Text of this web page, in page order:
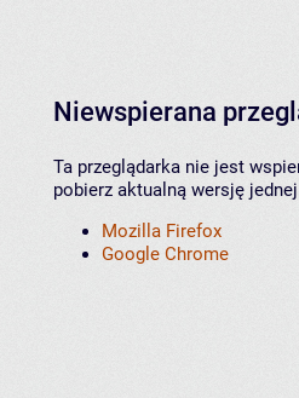
Niewspierana
Ta przeglądarka nie jest
pobierz aktualną wersję
Mozilla Firefox
Google Chrome